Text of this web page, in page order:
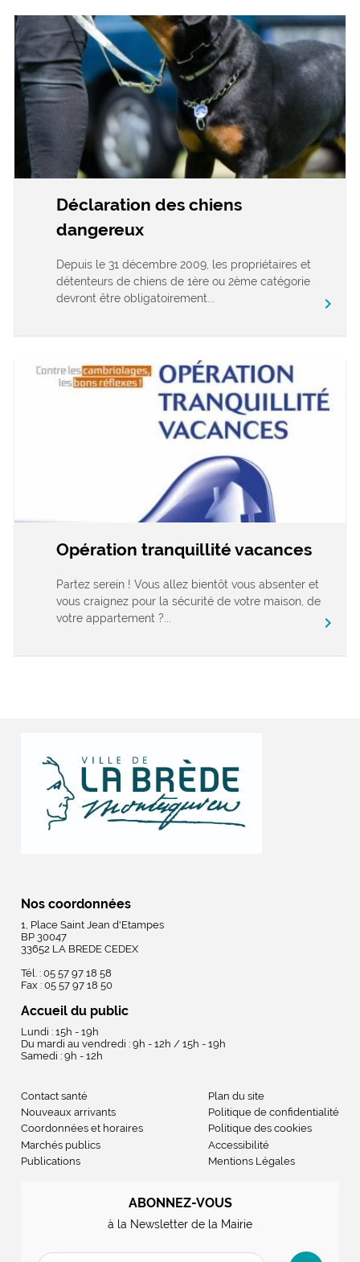
Déclaration des chiens
dangereux
Depuis le 31 décembre 2009, les propriétaires et
détenteurs de chiens de 1ère ou 2ème catégorie
devront être obligatoirement...
chevron_right
Opération tranquillité vacances
Partez serein ! Vous allez bientôt vous absenter et
vous craignez pour la sécurité de votre maison, de
votre appartement ?...
chevron_right
Nos coordonnées
1, Place Saint Jean d'Etampes
BP 30047
33652 LA BREDE CEDEX
Tél. : 05 57 97 18 58
Fax : 05 57 97 18 50
Accueil du public
Lundi : 15h - 19h
Du mardi au vendredi : 9h - 12h / 15h - 19h
Samedi : 9h - 12h
Contact santé
Nouveaux arrivants
Coordonnées et horaires
Marchés publics
Publications
Plan du site
Politique de confidentialité
Politique des cookies
Accessibilité
Mentions Légales
ABONNEZ-VOUS
à la Newsletter de la Mairie